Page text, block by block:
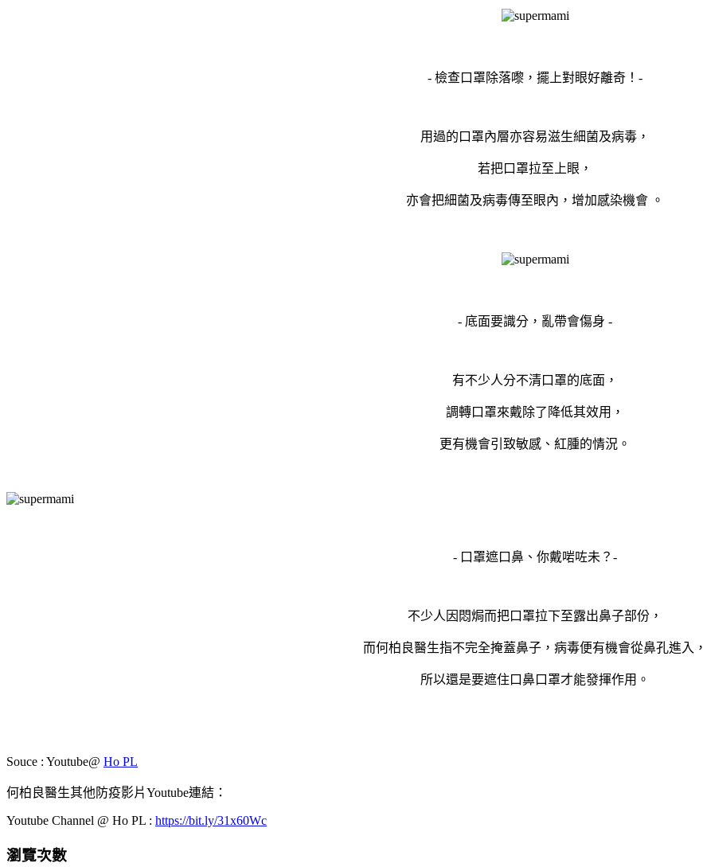
- 檢查口罩除落嚟，擺上對眼好離奇！-
用過的口罩內層亦容易滋生細菌及病毒，
若把口罩拉至上眼，
亦會把細菌及病毒傳至眼內，增加感染機會 。
- 底面要識分，亂帶會傷身 -
有不少人分不清口罩的底面，
調轉口罩來戴除了降低其效用，
更有機會引致敏感、紅腫的情況。
- 口罩遮口鼻、你戴啱咗未？-
不少人因悶焗而把口罩拉下至露出鼻子部份，
而何柏良醫生指不完全掩蓋鼻子，病毒便有機會從鼻孔進入，
所以還是要遮住口鼻口罩才能發揮作用。
Souce : Youtube@ Ho PL
何柏良醫生其他防疫影片Youtube連結：
Youtube Channel @ Ho PL : https://bit.ly/31x60Wc
瀏覽次數